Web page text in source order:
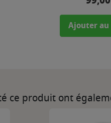
Ajouter
ce produit ont